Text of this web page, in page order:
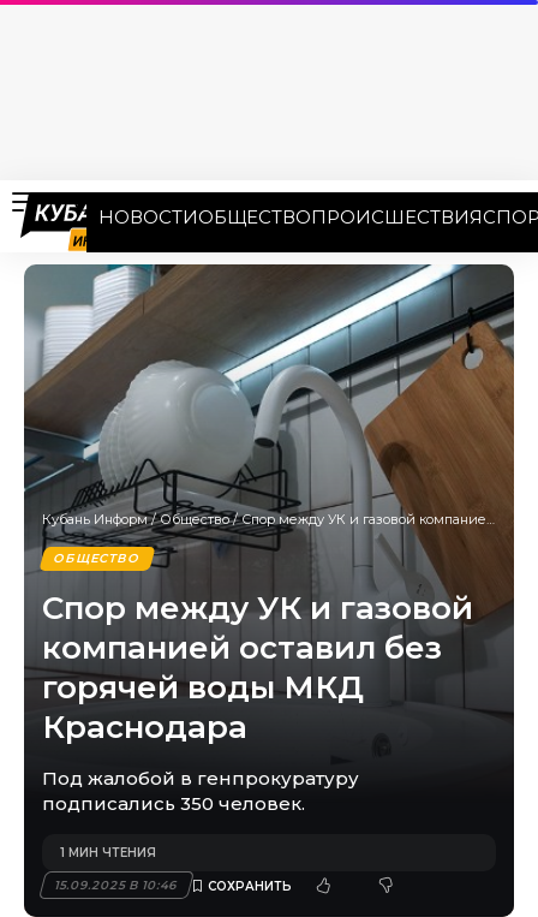
НОВОСТИОБЩЕСТВОПРОИСШЕСТВИЯ
Кубань Информ/Общество/Спор между УК и газовой компанией оставил без горячей воды МКД Краснодара
ОБЩЕСТВО
Спор между УК и газовой
компанией оставил без
горячей воды МКД
Краснодара
Под жалобой в генпрокуратуру
подписались 350 человек.
15.09.2025 В 10:46
1 МИН ЧТЕНИЯ